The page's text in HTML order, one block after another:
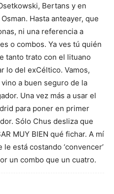
Bertans y en
Hasta anteayer, que
ni una referencia a
o combos. Ya ves tú quién
tanto trato con el lituano
lo del exCéltico. Vamos,
vino a buen seguro de la
Una vez más a usar el
para poner en primer
Sólo Chus desliza que
MUY BIEN qué fichar. A mí
le está costando ‘convencer’
un combo que un cuatro.